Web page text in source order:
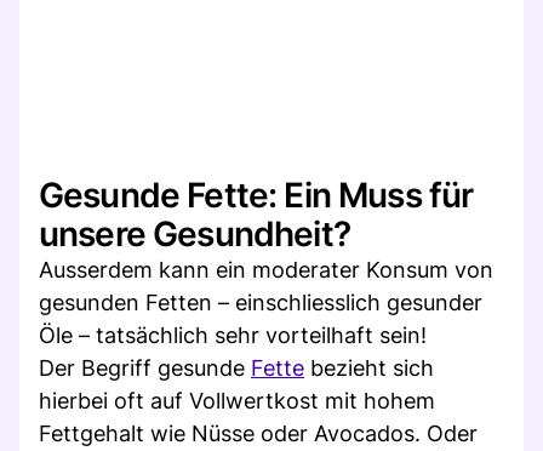
Gesunde Fette: Ein Muss für
unsere Gesundheit?
Ausserdem kann ein moderater Konsum von
gesunden Fetten – einschliesslich gesunder
Öle – tatsächlich sehr vorteilhaft sein!
Der Begriff gesunde Fette bezieht sich
hierbei oft auf Vollwertkost mit hohem
Fettgehalt wie Nüsse oder Avocados. Oder